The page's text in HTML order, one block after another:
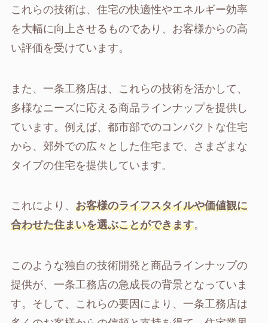
これらの技術は、住宅の快適性やエネルギー効率
を大幅に向上させるものであり、お客様からの高
い評価を受けています。
また、一条工務店は、これらの技術を活かして、
多様なニーズに応える商品ラインナップを提供し
ています。例えば、都市部でのコンパクトな住宅
から、郊外での広々とした住宅まで、さまざまな
タイプの住宅を提供しています。
これにより、 お客様のライフスタイルや価値観に
合わせた住まいを選ぶことができます。
このような独自の技術開発と商品ラインナップの
提供が、一条工務店の急成長の背景となっていま
す。そして、これらの要因により、一条工務店は